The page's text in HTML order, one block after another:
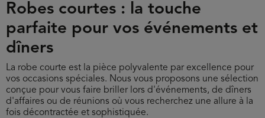
Robes courtes : la touche
parfaite pour vos événements et
dîners
La robe courte est la pièce polyvalente par excellence pour
vos occasions spéciales. Nous vous proposons une sélection
conçue pour vous faire briller lors d'événements, de dîners
d'affaires ou de réunions où vous recherchez une allure à la
fois décontractée et sophistiquée.